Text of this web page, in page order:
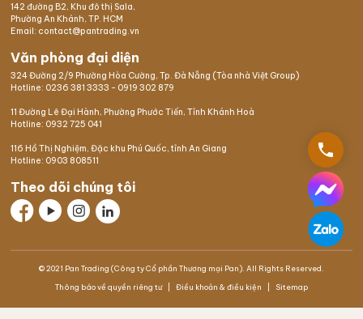
142 đường B2, Khu đô thị Sala,
Phường An Khánh, TP. HCM
Email: contact@pantrading.vn
Văn phòng đại diện
324 Đường 2/9 Phường Hòa Cường, Tp. Đà Nẵng (Tòa nhà Việt Group)
Hotline: 0236 381 3333 - 0919 302 879
11 Đường Lê Đại Hành, Phường Phước Tiến, Tỉnh Khánh Hoà
Hotline: 0932 725 041
116 Hồ Thị Nghiệm, Đặc khu Phú Quốc, tỉnh An Giang
Hotline: 0903 808511
Theo dõi chúng tôi
© 2021 Pan Trading (Công ty Cổ phần Thương mại Pan). All Rights Reserved.
Thông báo về quyền riêng tư Điều khoản & điều kiện Sitemap
phone